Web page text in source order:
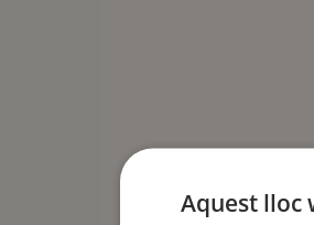
Aquest lloc